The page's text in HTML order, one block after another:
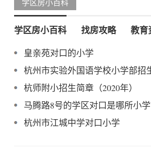
学区房小百科
学区房小百科 找房攻略 教育
皇亲苑对口的小学
杭州市实验外国语学校小学部招
杭师附小招生简章（2020年）
马腾路8号的学区对口是哪所小学
杭州市江城中学对口小学